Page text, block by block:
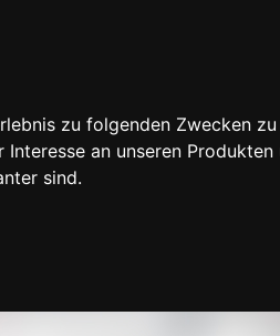
zu folgenden Zwecken
Interesse an unseren
sind.